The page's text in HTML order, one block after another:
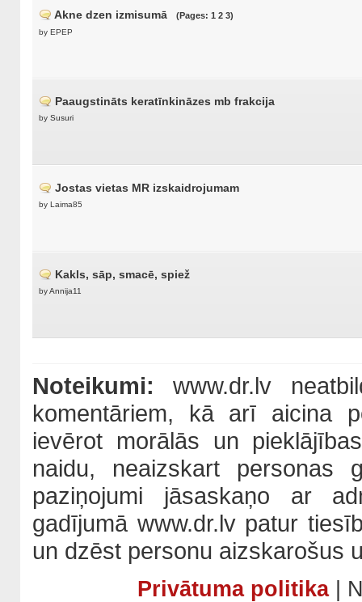
Akne dzen izmisumā (Pages: 1 2 3)
by EPEP
Paaugstināts keratīnkināzes mb frakcija
by Susuri
Jostas vietas MR izskaidrojumam
by Laima85
Kakls, sāp, smacē, spiež
byAnnija11
Noteikumi:www.dr.lv
komentāriem, kā arī aicina
ievērot morālās un
naidu, neaizskart personas
paziņojumi jāsaskaņo ar
gadījumā www.dr.lv patur
un dzēst personu aizskarošus
Privātuma politika|